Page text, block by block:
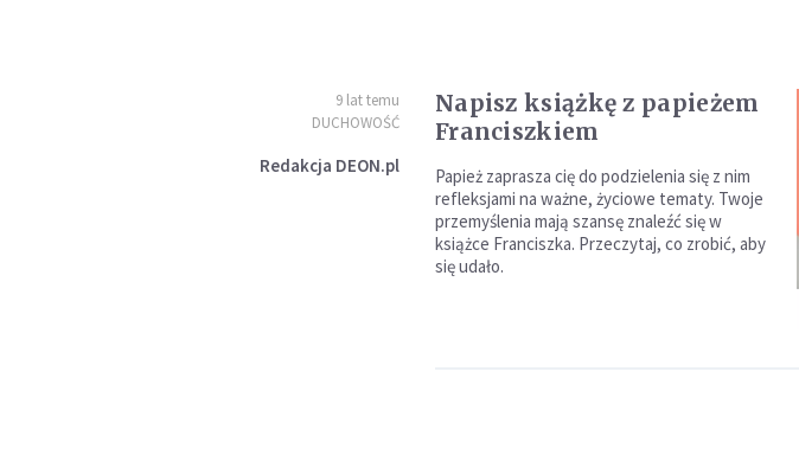
9 lat temu
DUCHOWOŚĆ
Redakcja DEON.pl
Napisz książkę z papieżem
Franciszkiem
Papież zaprasza cię do podzielenia się z nim
refleksjami na ważne, życiowe tematy. Twoje
przemyślenia mają szansę znaleźć się w
książce Franciszka. Przeczytaj, co zrobić, aby
się udało.